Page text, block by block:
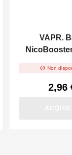
VAPR.
 Non
2,96